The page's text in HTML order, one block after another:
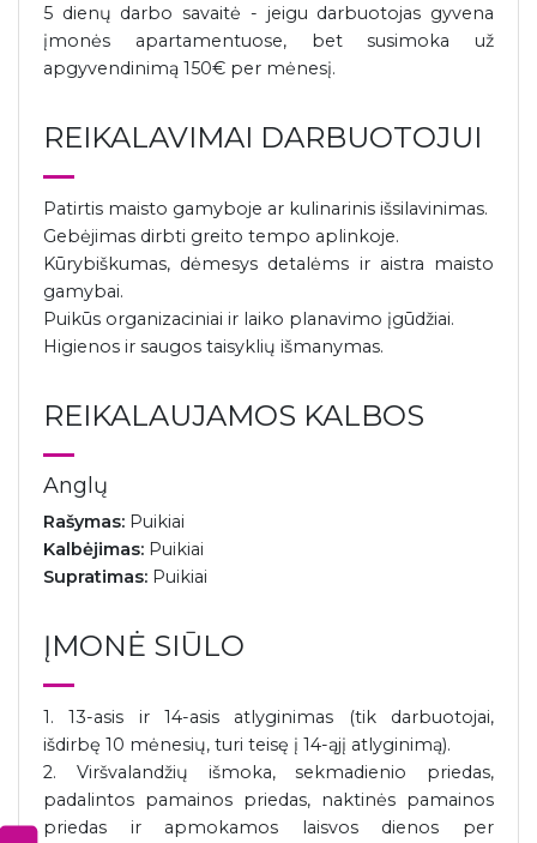
5 dienų darbo savaitė - jeigu darbuotojas gyvena
įmonės apartamentuose, bet susimoka už
apgyvendinimą 150€ per mėnesį.
REIKALAVIMAI DARBUOTOJUI
Patirtis maisto gamyboje ar kulinarinis išsilavinimas.
Gebėjimas dirbti greito tempo aplinkoje.
Kūrybiškumas, dėmesys detalėms ir aistra maisto
gamybai.
Puikūs organizaciniai ir laiko planavimo įgūdžiai.
Higienos ir saugos taisyklių išmanymas.
REIKALAUJAMOS KALBOS
Anglų
Rašymas: Puikiai
Kalbėjimas: Puikiai
Supratimas: Puikiai
ĮMONĖ SIŪLO
1. 13-asis ir 14-asis atlyginimas (tik darbuotojai,
išdirbę 10 mėnesių, turi teisę į 14-ąjį atlyginimą).
2. Viršvalandžių išmoka, sekmadienio priedas,
padalintos pamainos priedas, naktinės pamainos
priedas ir apmokamos laisvos dienos per